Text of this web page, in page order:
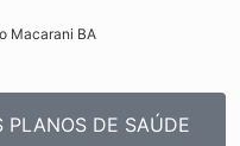
Macarani BA​
PLANOS DE SAÚDE